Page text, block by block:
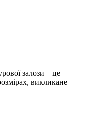
залози – це
викликане